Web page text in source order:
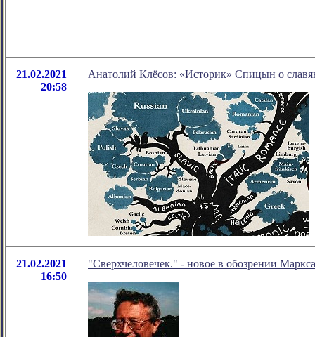
21.02.2021
20:58
Анатолий Клёсов: «Историк» Спицын о
21.02.2021
16:50
"Сверхчеловечек." - новое в обозрении